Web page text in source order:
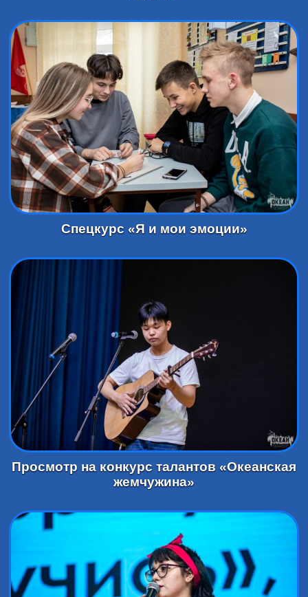
Спецкурс «Я и мои эмоции»
Просмотр на конкурс талантов «Океанская
жемчужина»